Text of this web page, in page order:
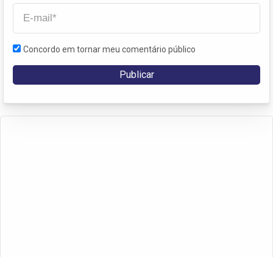
Concordo em tornar meu comentário público